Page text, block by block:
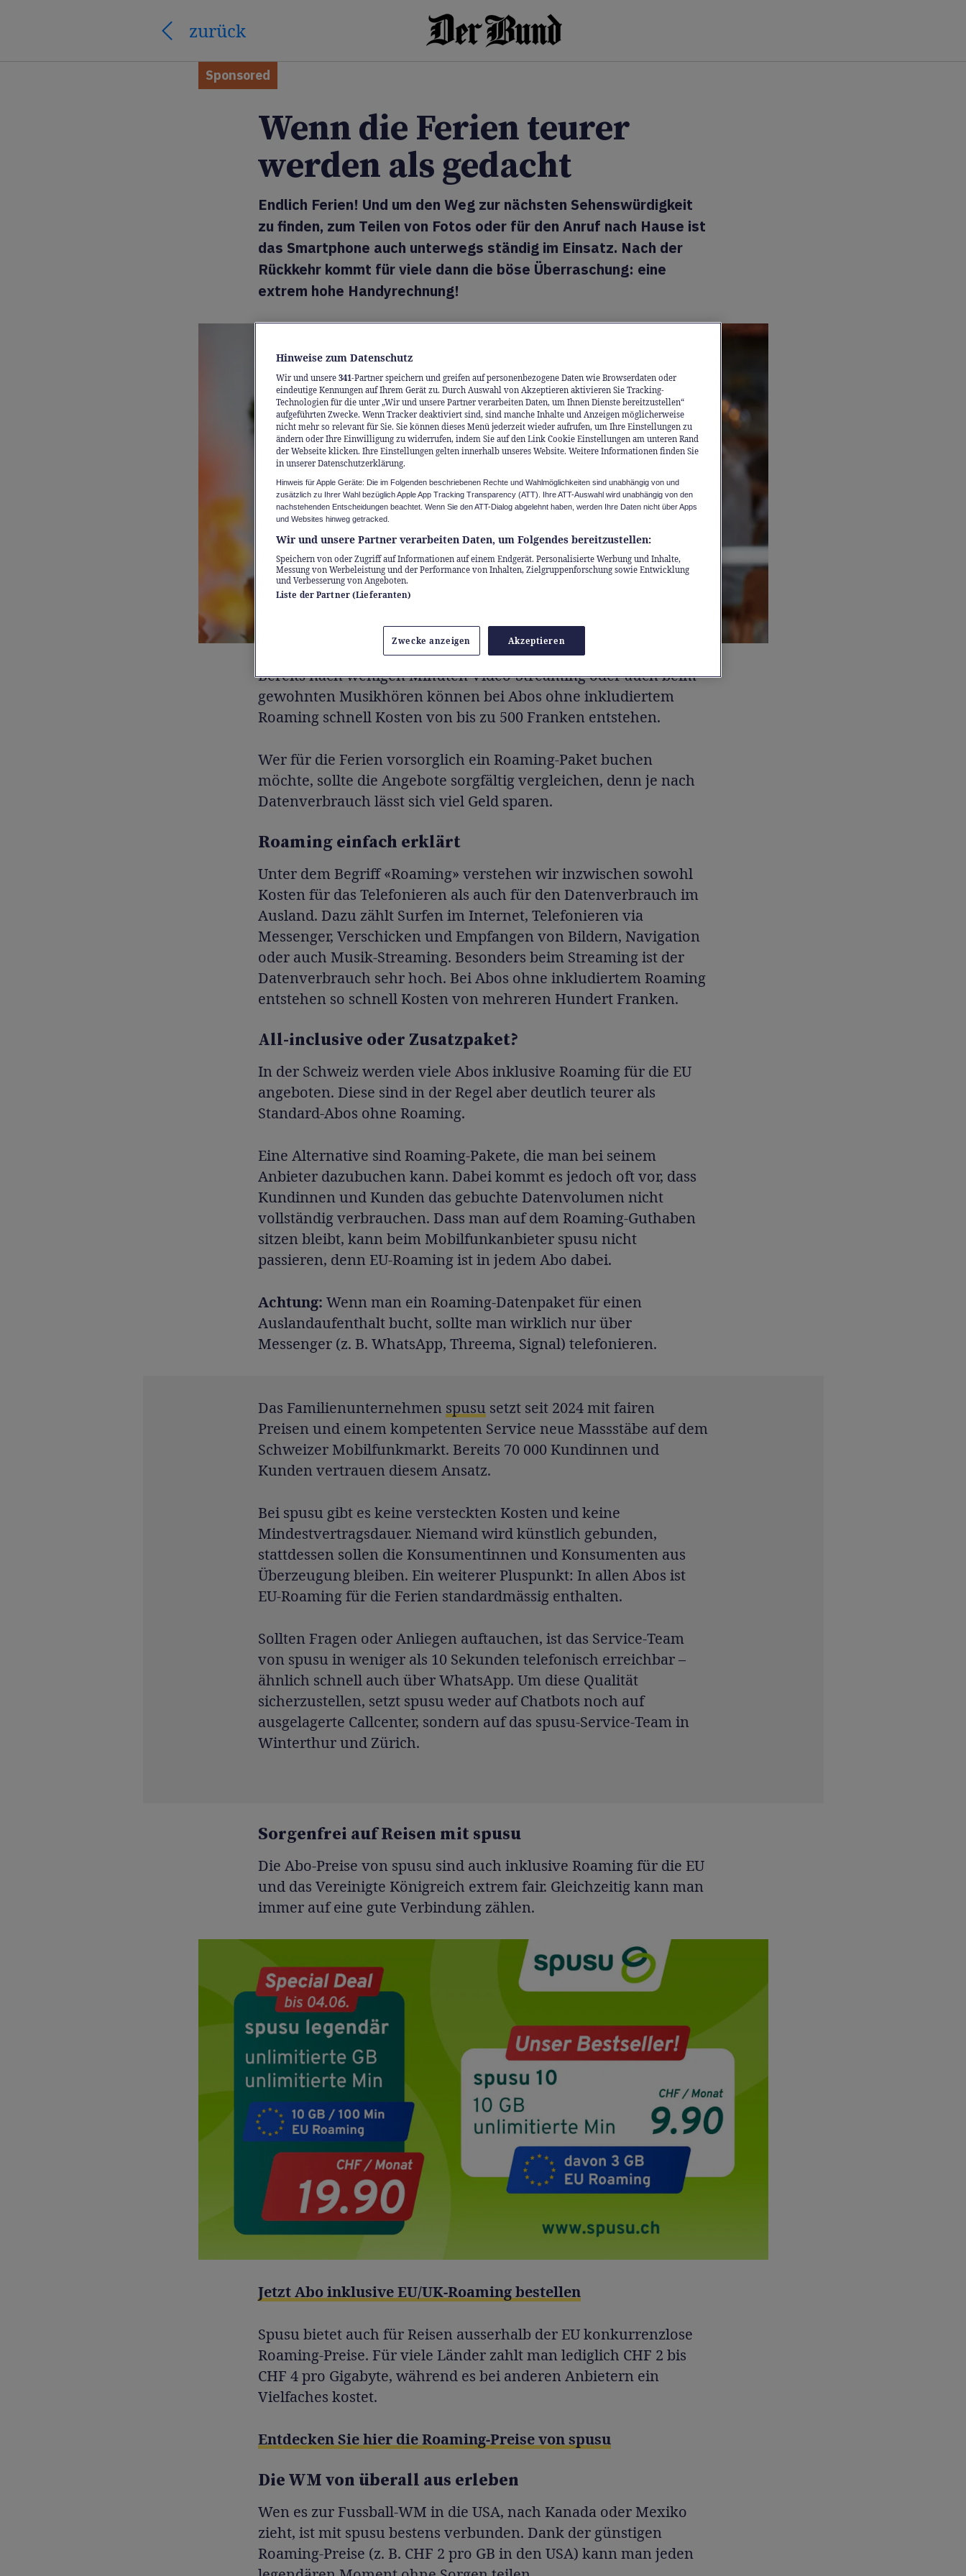
zurück
Sponsored
Wenn die Ferien teurer
werden als gedacht
Endlich Ferien! Und um den Weg zur nächsten Sehenswürdigkeit
zu finden, zum Teilen von Fotos oder für den Anruf nach Hause ist
das Smartphone auch unterwegs ständig im Einsatz. Nach der
Rückkehr kommt für viele dann die böse Überraschung: eine
extrem hohe Handyrechnung!
Bereits nach wenigen Minuten Video-Streaming oder auch beim
gewohnten Musikhören können bei Abos ohne inkludiertem
Roaming schnell Kosten von bis zu 500 Franken entstehen.
Wer für die Ferien vorsorglich ein Roaming-Paket buchen
möchte, sollte die Angebote sorgfältig vergleichen, denn je nach
Datenverbrauch lässt sich viel Geld sparen.
Roaming einfach erklärt
Unter dem Begriff «Roaming» verstehen wir inzwischen sowohl
Kosten für das Telefonieren als auch für den Datenverbrauch im
Ausland. Dazu zählt Surfen im Internet, Telefonieren via
Messenger, Verschicken und Empfangen von Bildern, Navigation
oder auch Musik-Streaming. Besonders beim Streaming ist der
Datenverbrauch sehr hoch. Bei Abos ohne inkludiertem Roaming
entstehen so schnell Kosten von mehreren Hundert Franken.
All-inclusive oder Zusatzpaket?
In der Schweiz werden viele Abos inklusive Roaming für die EU
angeboten. Diese sind in der Regel aber deutlich teurer als
Standard-Abos ohne Roaming.
Eine Alternative sind Roaming-Pakete, die man bei seinem
Anbieter dazubuchen kann. Dabei kommt es jedoch oft vor, dass
Kundinnen und Kunden das gebuchte Datenvolumen nicht
vollständig verbrauchen. Dass man auf dem Roaming-Guthaben
sitzen bleibt, kann beim Mobilfunkanbieter spusu nicht
passieren, denn EU-Roaming ist in jedem Abo dabei.
Achtung: Wenn man ein Roaming-Datenpaket für einen
Auslandaufenthalt bucht, sollte man wirklich nur über
Messenger (z. B. WhatsApp, Threema, Signal) telefonieren.
Das Familienunternehmen spusu setzt seit 2024 mit fairen
Preisen und einem kompetenten Service neue Massstäbe auf dem
Schweizer Mobilfunkmarkt. Bereits 70 000 Kundinnen und
Kunden vertrauen diesem Ansatz.
Bei spusu gibt es keine versteckten Kosten und keine
Mindestvertragsdauer. Niemand wird künstlich gebunden,
stattdessen sollen die Konsumentinnen und Konsumenten aus
Überzeugung bleiben. Ein weiterer Pluspunkt: In allen Abos ist
EU-Roaming für die Ferien standardmässig enthalten.
Sollten Fragen oder Anliegen auftauchen, ist das Service-Team
von spusu in weniger als 10 Sekunden telefonisch erreichbar –
ähnlich schnell auch über WhatsApp. Um diese Qualität
sicherzustellen, setzt spusu weder auf Chatbots noch auf
ausgelagerte Callcenter, sondern auf das spusu-Service-Team in
Winterthur und Zürich.
Sorgenfrei auf Reisen mit spusu
Die Abo-Preise von spusu sind auch inklusive Roaming für die EU
und das Vereinigte Königreich extrem fair. Gleichzeitig kann man
immer auf eine gute Verbindung zählen.
Jetzt Abo inklusive EU/UK-Roaming bestellen
Spusu bietet auch für Reisen ausserhalb der EU konkurrenzlose
Roaming-Preise. Für viele Länder zahlt man lediglich CHF 2 bis
CHF 4 pro Gigabyte, während es bei anderen Anbietern ein
Vielfaches kostet.
Entdecken Sie hier die Roaming-Preise von spusu
Die WM von überall aus erleben
Wen es zur Fussball-WM in die USA, nach Kanada oder Mexiko
zieht, ist mit spusu bestens verbunden. Dank der günstigen
Roaming-Preise (z. B. CHF 2 pro GB in den USA) kann man jeden
Hinweise zum Datenschutz
Wir und unsere 341-Partner speichern und greifen auf personenbezogene Daten wie Browserdaten oder
eindeutige Kennungen auf Ihrem Gerät zu. Durch Auswahl von Akzeptieren aktivieren Sie Tracking-
Technologien für die unter „Wir und unsere Partner verarbeiten Daten, um Ihnen Dienste bereitzustellen“
aufgeführten Zwecke. Wenn Tracker deaktiviert sind, sind manche Inhalte und Anzeigen möglicherweise
nicht mehr so relevant für Sie. Sie können dieses Menü jederzeit wieder aufrufen, um Ihre Einstellungen zu
ändern oder Ihre Einwilligung zu widerrufen, indem Sie auf den Link Cookie Einstellungen am unteren Rand
der Webseite klicken. Ihre Einstellungen gelten innerhalb unseres Website. Weitere Informationen finden Sie
in unserer Datenschutzerklärung.
Hinweis für Apple Geräte: Die im Folgenden beschriebenen Rechte und Wahlmöglichkeiten sind unabhängig von und
zusätzlich zu Ihrer Wahl bezüglich Apple App Tracking Transparency (ATT). Ihre ATT-Auswahl wird unabhängig von den
nachstehenden Entscheidungen beachtet. Wenn Sie den ATT-Dialog abgelehnt haben, werden Ihre Daten nicht über Apps
und Websites hinweg getracked.
Wir und unsere Partner verarbeiten Daten, um Folgendes bereitzustellen:
Speichern von oder Zugriff auf Informationen auf einem Endgerät. Personalisierte Werbung und Inhalte,
Messung von Werbeleistung und der Performance von Inhalten, Zielgruppenforschung sowie Entwicklung
und Verbesserung von Angeboten.
Liste der Partner (Lieferanten)
Zwecke anzeigen Akzeptieren